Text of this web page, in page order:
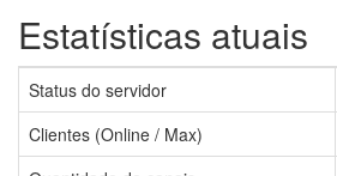
Estatísticas atuais
Status do servidor
Clientes (Online / Max)